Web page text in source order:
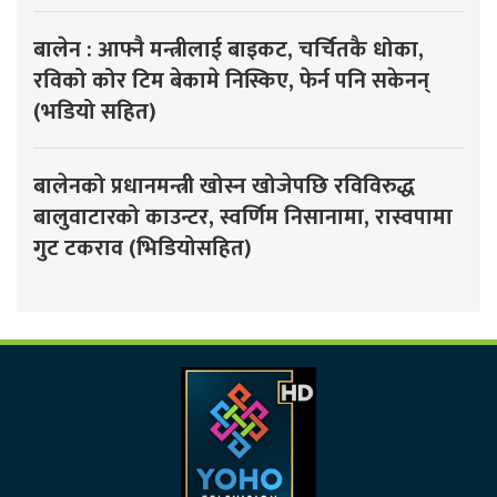
बालेन : आफ्नै मन्त्रीलाई बाइकट, चर्चितकै धोका,
रविको कोर टिम बेकामे निस्किए, फेर्न पनि सकेनन्
(भडियो सहित)
बालेनको प्रधानमन्त्री खोस्न खोजेपछि रविविरुद्ध
बालुवाटारको काउन्टर, स्वर्णिम निसानामा, रास्वपामा
गुट टकराव (भिडियोसहित)